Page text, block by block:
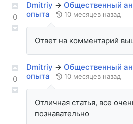
0
Dmitriy → Общественный
опыта
10 месяцев назад
Ответ на комментарий
0
Dmitriy → Общественный
опыта
10 месяцев назад
Отличная статья, все
познавательно